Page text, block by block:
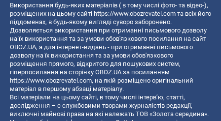
Використання будь-яких матеріалів ( в тому числі фото- та відео-),
розміщених на цьому сайті https://www.obozrevatel.com та всіх його
піддоменах, в будь-якому вигляді суворо заборонено.
Дозволяється використання при отриманні письмового дозволу
на їх використання та за умови обов'язкового посилання на сайт
OBOZ.UA, а для інтернет-видань - при отриманні письмового
дозволу на їх використання та за умови обов'язкового
розміщення прямого, відкритого для пошукових систем,
гіперпосилання на сторінку OBOZ.UA за посиланням
https://www.obozrevatel.com, на якій розміщено оригінальний
матеріал в першому абзаці матеріалу.
Всі матеріали на цьому сайті, в тому числі інтерв’ю, статті,
дослідження – є службовими творами журналістів редакції,
виключні майнові права на які належать ТОВ «Золота середина».